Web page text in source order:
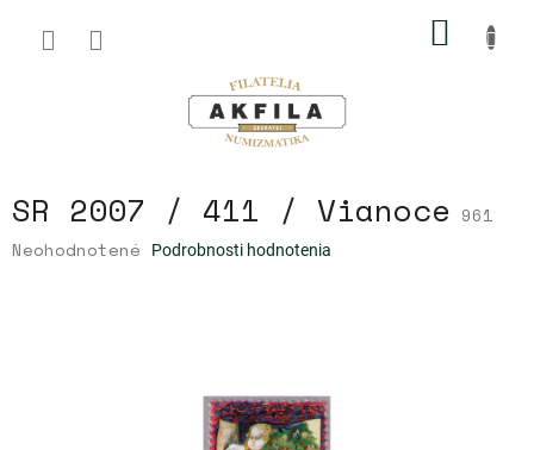
obsah
SR 2007 / 411 / Vianoce 961
Priemerné
Neohodnotené Podrobnosti hodnotenia